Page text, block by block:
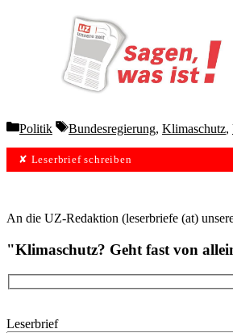
Categories
Politik Tags
Bundesregierung, Klimaschutz,
✘ Leserbrief schreiben
An die UZ-Redaktion (leserbriefe (at)
"Klimaschutz? Geht fast von
Leserbrief